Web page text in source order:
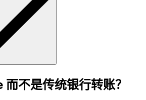
不是传统银行转账？